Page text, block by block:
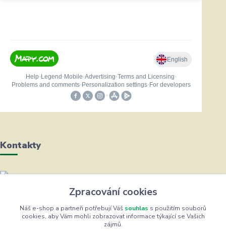
Kontakty
Helena Bayerová
+420 604 711 491
(Po-Čt, 8-16 hod.)
Zpracování cookies
Náš e-shop a partneři potřebují Váš souhlas s použitím souborů
cookies, aby Vám mohli zobrazovat informace týkající se Vašich
zájmů.